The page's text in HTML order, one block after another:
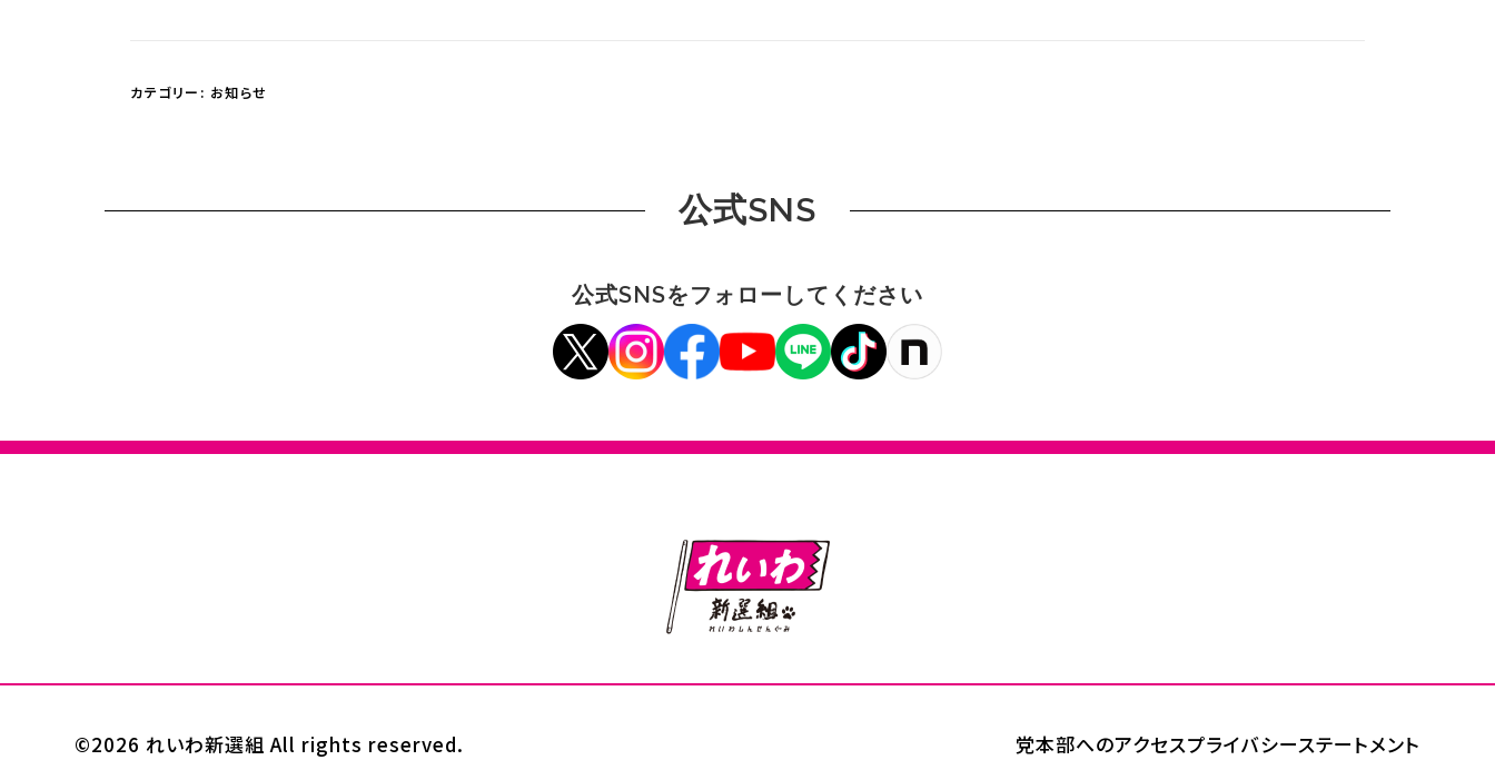
カテゴリー: お知らせ
公式SNS
公式SNSをフォローしてください
党本部へのアクセスプライバシーステートメント
©2026 れいわ新選組 All rights reserved.